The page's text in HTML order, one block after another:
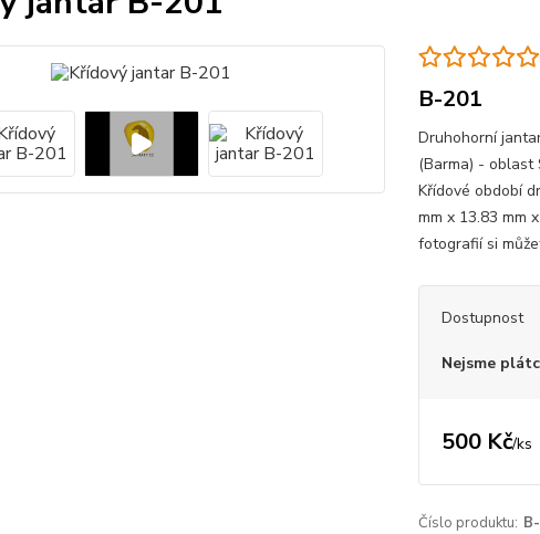
B-201
Druhohorní
(Barma) - oblast
Křídové období
mm x 13.83 mm
fotografií si
Dostupnost
Nejsme
500 Kč/ks
Číslo produktu: